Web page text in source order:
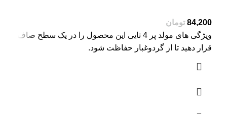
تومان
ویژگی های مولد پر 4 تایی این محصول را در یک سطح صاف
قرار دهید تا از گردوغبار حفاظت شود.